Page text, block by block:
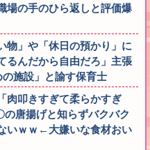
場の手のひら返しと評価爆
物」や「休日の預かり」に
るんだから自由だろ」主張
施設」と諭す保育士
肉叩きすぎて柔らかすぎ
唐揚げと知らずバクバク
いｗｗ←大嫌いな食材おい